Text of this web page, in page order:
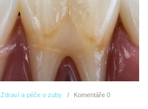
Zdraví a péče o zuby Komentáře 0